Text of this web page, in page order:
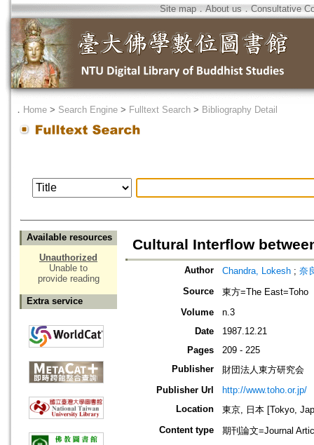
Site map．About us ． Consultative
． Home > Search Engine > Fulltext Search > Bibliography Detail
Available resources
Unauthorized
Unable to
provide reading
Extra service
Cultural Interflow
Author Chandra, Lokesh ; 奈
Source
東方=The East=Toho
Volume
n.3
Date
1987.12.21
Pages
209 - 225
Publisher
財団法人東方研究会
Publisher Url
http://www.toho.or.jp/
Location
東京, 日本 [Tokyo,
Content type
期刊論文=Journal